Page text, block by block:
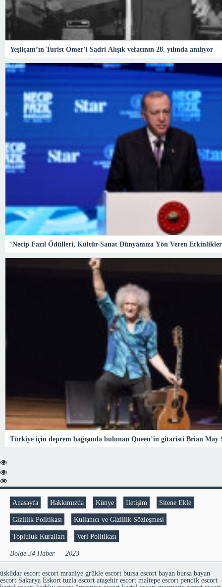
Yeşilçam’ın Turist Ömer’i Sadri Alışık vefatının 28. yılında anılıyor
‘Necip Fazıl Ödülleri, Kültür-Sanat Dünyamıza Yön Veren
Türkiye için deprem bağışında bulunan Queen’in gitaristi Brian May
Anasayfa Hakkımızda Künye İletişim Sitene Ekle
Gizlilik Politikası Kullanıcı ve Gizlilik Sözleşmesi
Topluluk Kuralları Veri Politikası
Bölge 34 Haber © 2023
üsküdar escort escort mraniye grükle escort bursa escort bayan bursa bayan
escort Sakarya Eskort tuzla escort ataşehir escort maltepe escort pendik escort